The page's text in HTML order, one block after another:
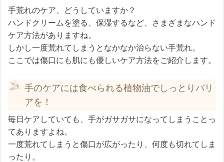
手荒れのケア、どうしていますか？
ハンドクリームを塗る、保湿するなど、さまざまなハンド
ケア方法がありますね。
しかし一度荒れてしまうとなかなか治らない手荒れ。
ここでは傷口にも肌にも優しいケア方法をご紹介します。
手のケアには食べられる植物油でしっとりバリ
アを！
毎日ケアしていても、手がガサガサになってしまうことっ
てありますよね。
一度荒れてしまうと傷口が広がったり、何度も切れてしま
ったり。